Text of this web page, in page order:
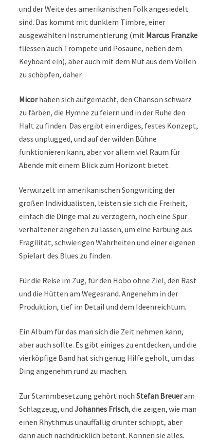
und der Weite des amerikanischen Folk angesiedelt
sind. Das kommt mit dunklem Timbre, einer
ausgewählten Instrumentierung (mit Marcus Franzke
fliessen auch Trompete und Posaune, neben dem
Keyboard ein), aber auch mit dem Mut aus dem Vollen
zu schöpfen, daher.
Micorhaben sich aufgemacht, den Chanson schwarz
zu färben, die Hymne zu feiern und in der Ruhe den
Halt zu finden. Das ergibt ein erdiges, festes Konzept,
dass unplugged, und auf der wilden Bühne
funktionieren kann, aber vor allem viel Raum für
Abende mit einem Blick zum Horizont bietet.
Verwurzelt im amerikanischen Songwriting der
großen Individualisten, leisten sie sich die Freiheit,
einfach die Dinge mal zu verzögern, noch eine Spur
verhaltener angehen zu lassen, um eine Färbung aus
Fragilität, schwierigen Wahrheiten und einer eigenen
Spielart des Blues zu finden.
Für die Reise im Zug, für den Hobo ohne Ziel, den Rast
und die Hütten am Wegesrand. Angenehm in der
Produktion, tief im Detail und dem Ideenreichtum.
Ein Album für das man sich die Zeit nehmen kann,
aber auch sollte. Es gibt einiges zu entdecken, und die
vierköpfige Band hat sich genug Hilfe geholt, um das
Ding angenehm rund zu machen.
Zur Stammbesetzung gehört noch Stefan Breueram
Schlagzeug, und Johannes Frisch, die zeigen, wie man
einen Rhythmus unauffällig drunter schippt, aber
dann auch nachdrücklich betont. Können sie alles.